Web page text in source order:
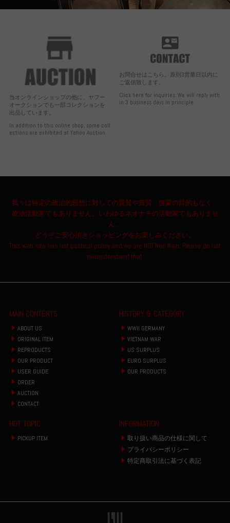
当オンラインショップの他に、ヤフー
オークションでも一部コレクションを
出品しています。
In addition to this online shop, some coll
ections are exhibited at Yahoo Auction.
お問合せはこちら。原則3営業日以内に
ご返信致します。
Click here for inquiries. We will reply with
in 3 business days in principle.
我々は特定の政治的思想に対しての翼賛や賞賛、啓蒙の目的もなく、
政治活動家でもありません。いわゆるネオナチの活動家でもありませ
ん。
どうぞご安心頂きショッピングをお楽しみください。
This web site has not political policy and we are NOT Neo Nazi. Please do not
misunderstand that.
MAIN CONTENTS
ABOUT US
ORIGINAL ITEM
REPRODUCTS
OUR PRODUCT
USER GUIDE
ORDER
AUCTION
CONTACT
HISTORY & CATEGORY
WWII GERMANY
VIETNAM WAR
US SURPLUS
EURO SURPLUS
OUR PRODUCTS
HOT TOPIC
PICKUP ITEM
INFORMATION
取り扱い商品の仕様に関して
プライバシーポリシー
特定商取引法に基づく表記